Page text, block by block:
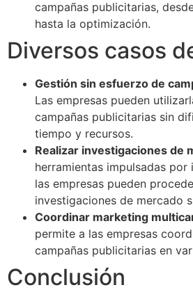
campañas publicitarias,
hasta la optimización.
Diversos casos
Gestión sin esfuerzo de
Las empresas pueden
campañas publicitarias sin
tiempo y recursos.
Realizar investigaciones de
herramientas impulsadas
las empresas pueden
investigaciones de mercado
Coordinar marketing
permite a las empresas
campañas publicitarias en
Conclusión